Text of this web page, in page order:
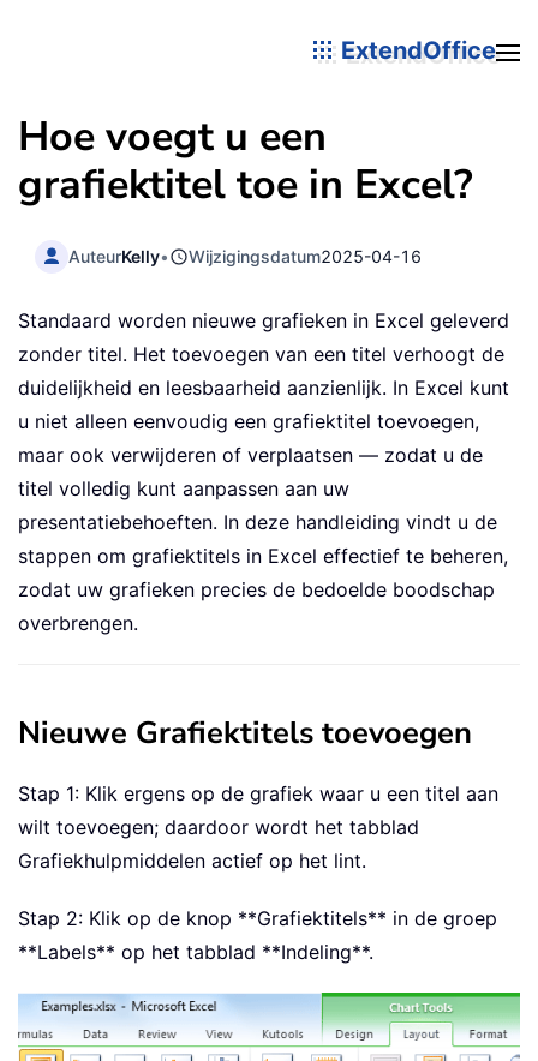
ExtendOffice
Hoe voegt u een
grafiektitel toe in Excel?
AuteurKelly• Wijzigingsdatum2025-04-16
Standaard worden nieuwe grafieken in Excel geleverd
zonder titel. Het toevoegen van een titel verhoogt de
duidelijkheid en leesbaarheid aanzienlijk. In Excel kunt
u niet alleen eenvoudig een grafiektitel toevoegen,
maar ook verwijderen of verplaatsen — zodat u de
titel volledig kunt aanpassen aan uw
presentatiebehoeften. In deze handleiding vindt u de
stappen om grafiektitels in Excel effectief te beheren,
zodat uw grafieken precies de bedoelde boodschap
overbrengen.
Nieuwe Grafiektitels toevoegen
Stap 1: Klik ergens op de grafiek waar u een titel aan
wilt toevoegen; daardoor wordt het tabblad
Grafiekhulpmiddelen actief op het lint.
Stap 2: Klik op de knop **Grafiektitels** in de groep
**Labels** op het tabblad **Indeling**.